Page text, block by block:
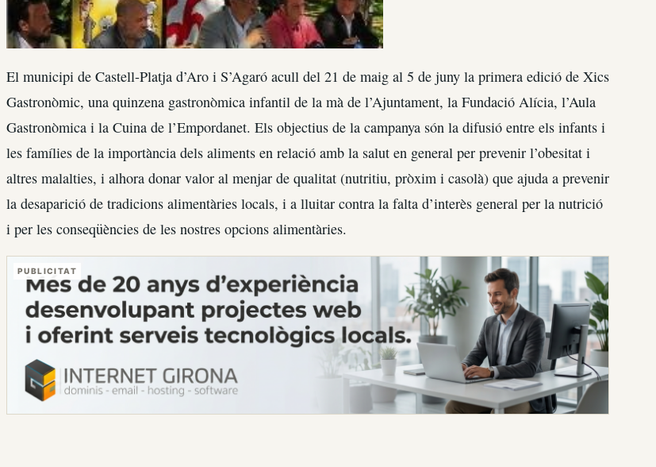
El municipi de Castell-Platja d’Aro i S’Agaró acull del 21 de maig al 5 de juny la primera edició de Xics
Gastronòmic, una quinzena gastronòmica infantil de la mà de l’Ajuntament, la Fundació Alícia, l’Aula
Gastronòmica i la Cuina de l’Empordanet. Els objectius de la campanya són la difusió entre els infants i
les famílies de la importància dels aliments en relació amb la salut en general per prevenir l’obesitat i
altres malalties, i alhora donar valor al menjar de qualitat (nutritiu, pròxim i casolà) que ajuda a prevenir
la desaparició de tradicions alimentàries locals, i a lluitar contra la falta d’interès general per la nutrició
i per les conseqüències de les nostres opcions alimentàries.
PUBLICITAT